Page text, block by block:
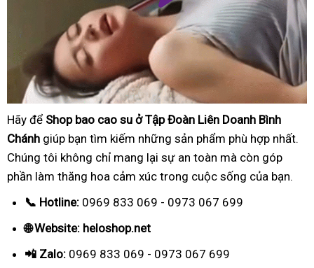
Hãy để Shop bao cao su ở Tập Đoàn Liên Doanh Bình
Chánh giúp bạn tìm kiếm những sản phẩm phù hợp nhất.
Chúng tôi không chỉ mang lại sự an toàn mà còn góp
phần làm thăng hoa cảm xúc trong cuộc sống của bạn.
📞 Hotline: 0969 833 069 - 0973 067 699
🌐 Website: heloshop.net
📲 Zalo: 0969 833 069 - 0973 067 699